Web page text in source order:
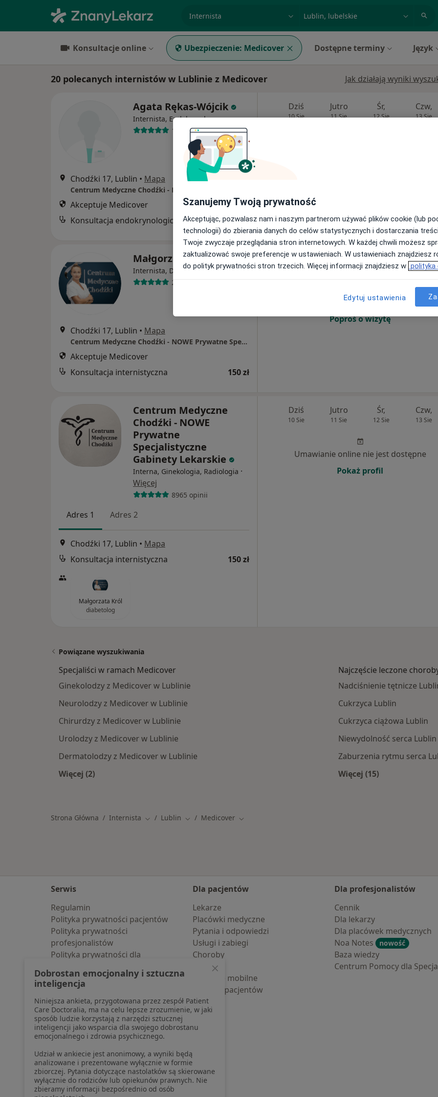
Konsultacje online Ubezpieczenie: Medicover Dostępne terminy Język
20 polecanych internistów w Lublinie z Medicover Jak działają wyniki
Agata Rękas-Wójcik
Internista, Endokrynolog
1 opinia
Chodźki 17, Lublin • Mapa
Akceptuje Medicover
Konsultacja endokrynologiczna
200 zł
Dziś
10 Sie
Jutro
11 Sie
Śr,
12 Sie
Czw,
13 Sie
Małgorzata Król
Internista, Diabetolog·Więcej
25 opinii
Chodźki 17, Lublin • Mapa
Centrum Medyczne Chodźki - NOWE Prywatne Specjalistyczne Gabinety Lekarskie
Akceptuje Medicover
Konsultacja internistyczna
150 zł
Dziś
10 Sie
Jutro
11 Sie
Śr,
12 Sie
Czw,
13 Sie
Umawianie online nie jest dostępne
Poproś o wizytę
Centrum Medyczne
Chodźki - NOWE
Prywatne
Specjalistyczne
Gabinety Lekarskie
Interna, Ginekologia, Radiologia ·
Więcej
8965 opinii
Adres 1 Adres 2
Chodźki 17, Lublin • Mapa
Konsultacja internistyczna
150 zł
Małgorzata Król
diabetolog
Dziś
10 Sie
Jutro
11 Sie
Śr,
12 Sie
Czw,
13 Sie
Umawianie online nie jest dostępne
Pokaż profil
Powiązane wyszukiwania
Specjaliści w ramach Medicover
Ginekolodzy z Medicover w Lublinie
Neurolodzy z Medicover w Lublinie
Chirurdzy z Medicover w Lublinie
Urolodzy z Medicover w Lublinie
Dermatolodzy z Medicover w Lublinie
Więcej (2)
Najczęście leczone
Nadciśnienie tętnicze
Cukrzyca Lublin
Cukrzyca ciążowa Lublin
Niewydolność serca Lublin
Zaburzenia rytmu serca
Więcej (15)
Strona Główna Internista Zmień miasto
Lublin Zmień miasto
Medicover Zmień miasto
Serwis
Regulamin
Polityka prywatności pacjentów
Polityka prywatności
profesjonalistów
Polityka prywatności dla
pozyskaliśmy samodzielnie
Polityka cookies
Jak działają wyniki wyszukiwania
Dostępność
O nas
Praca Rekrutujemy!
Partnerzy
Centrum prasowe
Kontakt
Dla pacjentów
Lekarze
Placówki medyczne
Pytania i odpowiedzi
Usługi i zabiegi
Choroby
Pomoc
Aplikacje mobilne
Blog dla pacjentów
Dla profesjonalistów
Cennik
Dla lekarzy
Dla placówek medycznych
Noa Notes
nowość
Baza wiedzy
Centrum Pomocy dla
Szanujemy Twoją prywatność
Akceptując, pozwalasz nam i naszym partnerom używać plików cookie (lub
technologii) do zbierania danych do celów statystycznych i dostarczania
Twoje zwyczaje przeglądania stron internetowych. W każdej chwili możesz
zaktualizować swoje preferencje w ustawieniach. W ustawieniach znajdziesz
do polityk prywatności stron trzecich. Więcej informacji znajdziesz w polityka
Edytuj ustawienia
Dobrostan emocjonalny i sztuczna
inteligencja
Niniejsza ankieta, przygotowana przez zespół Patient
Care Doctoralia, ma na celu lepsze zrozumienie, w jaki
sposób ludzie korzystają z narzędzi sztucznej
inteligencji jako wsparcia dla swojego dobrostanu
emocjonalnego i zdrowia psychicznego.
Udział w ankiecie jest anonimowy, a wyniki będą
analizowane i prezentowane wyłącznie w formie
zbiorczej. Pytania dotyczące nastolatków są skierowane
wyłącznie do rodziców lub opiekunów prawnych. Nie
zbieramy informacji bezpośrednio od osób